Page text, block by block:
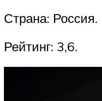
Страна: Россия.
Рейтинг: 3,6.